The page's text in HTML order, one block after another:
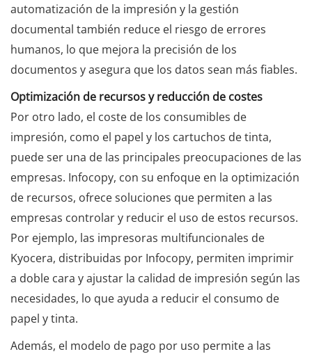
automatización de la impresión y la gestión
documental también reduce el riesgo de errores
humanos, lo que mejora la precisión de los
documentos y asegura que los datos sean más fiables.
Optimización de recursos y reducción de costes
Por otro lado, el coste de los consumibles de
impresión, como el papel y los cartuchos de tinta,
puede ser una de las principales preocupaciones de las
empresas. Infocopy, con su enfoque en la optimización
de recursos, ofrece soluciones que permiten a las
empresas controlar y reducir el uso de estos recursos.
Por ejemplo, las impresoras multifuncionales de
Kyocera, distribuidas por Infocopy, permiten imprimir
a doble cara y ajustar la calidad de impresión según las
necesidades, lo que ayuda a reducir el consumo de
papel y tinta.
Además, el modelo de pago por uso permite a las